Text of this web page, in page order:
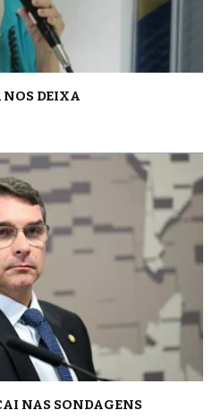
NOS DEIXA
NAS SONDAGENS